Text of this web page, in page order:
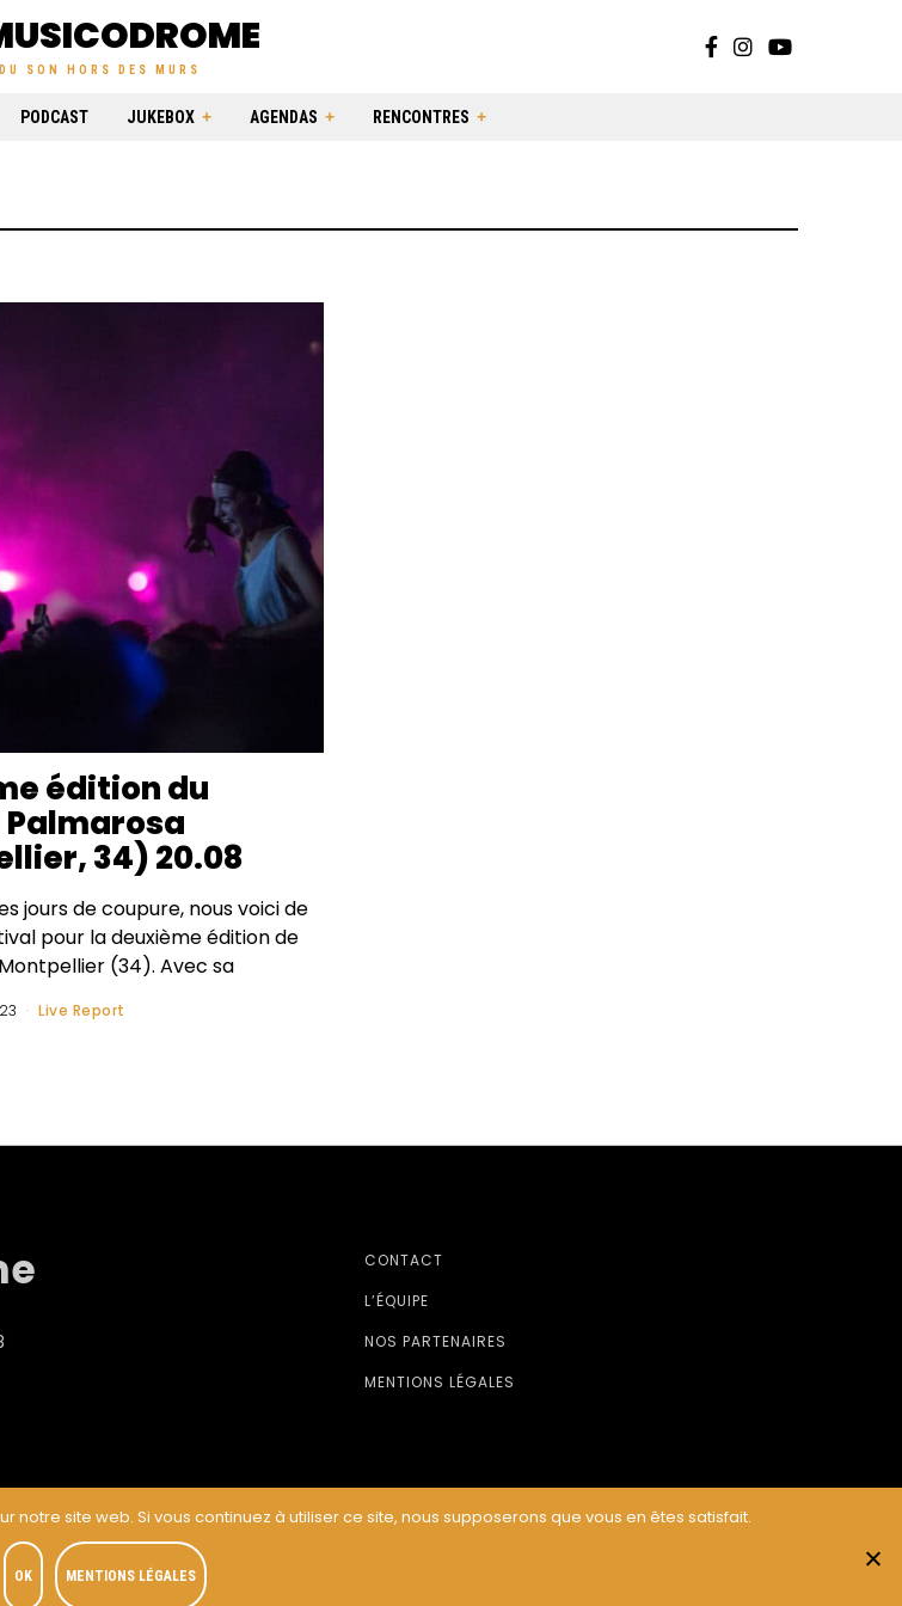
DU SON HORS DES MURS
PODCAST JUKEBOX AGENDAS RENCONTRES
édition du
34) 20.08
jours de coupure, nous voici de
pour la deuxième édition de
(34). Avec sa
Live Report
CONTACT
L’ÉQUIPE
NOS PARTENAIRES
MENTIONS LÉGALES
site web. Si vous continuez à utiliser ce site, nous supposerons que vous en êtes satisfait.
OK MENTIONS LÉGALES